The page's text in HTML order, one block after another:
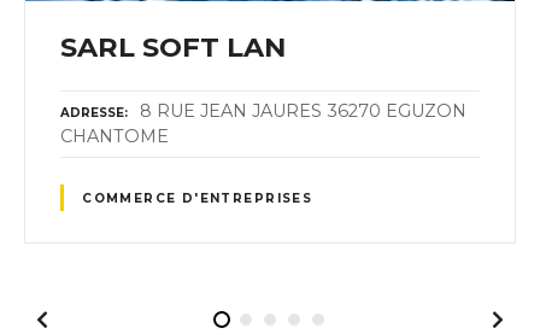
SARL SOFT LAN
ADRESSE
8 RUE JEAN JAURES 36270 EGUZON
CHANTOME
COMMERCE D'ENTREPRISES